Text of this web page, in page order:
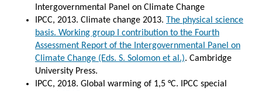
Intergovernmental Panel on Climate Change
IPCC, 2013. Climate change 2013. The physical science
basis. Working group I contribution to the Fourth
Assessment Report of the Intergovernmental Panel on
Climate Change (Eds. S. Solomon et al.). Cambridge
University Press.
IPCC, 2018. Global warming of 1,5 °C. IPCC special